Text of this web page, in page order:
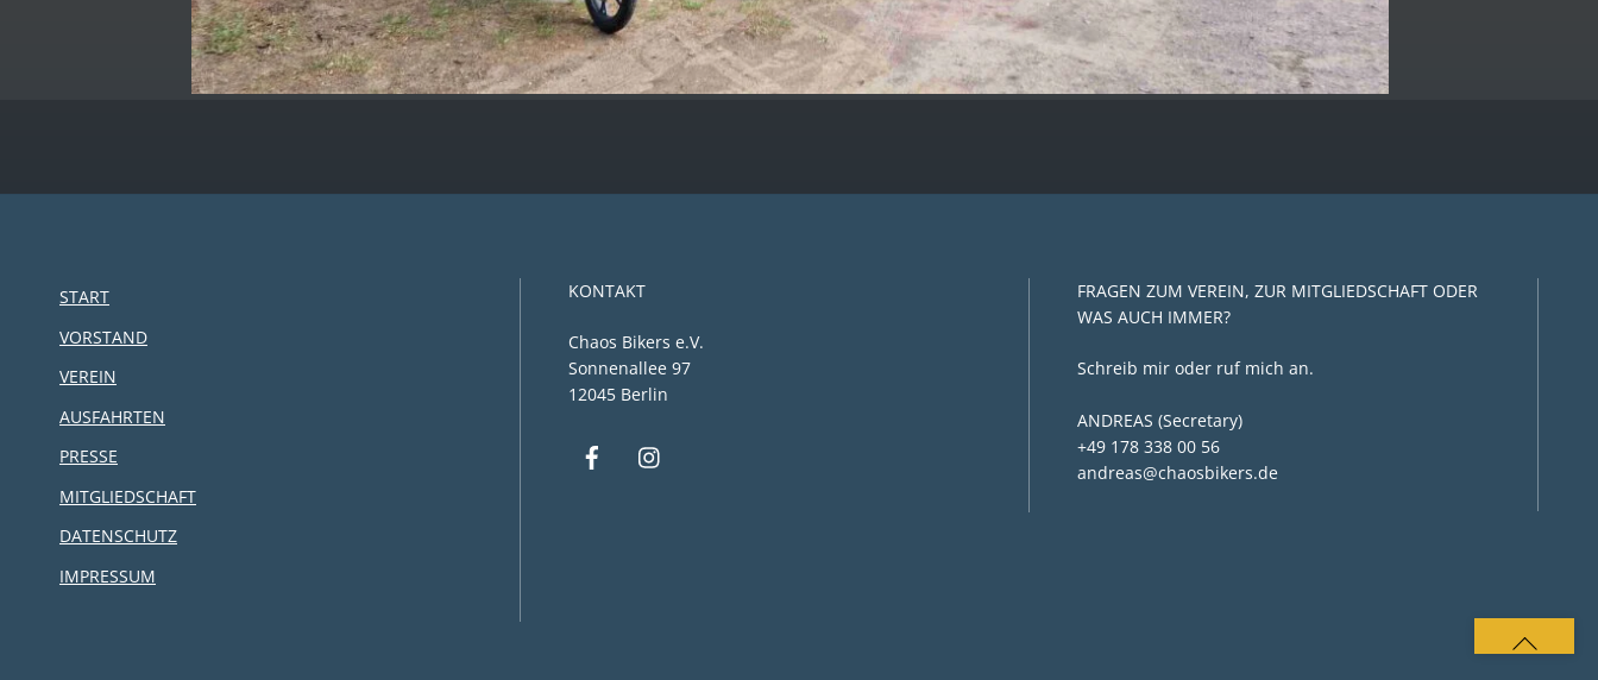
BACK
TO
START
VORSTAND
VEREIN
AUSFAHRTEN
PRESSE
MITGLIEDSCHAFT
DATENSCHUTZ
IMPRESSUM
KONTAKT
Chaos Bikers e.V.
Sonnenallee 97
12045 Berlin
FRAGEN ZUM VEREIN, ZUR MITGLIEDSCHAFT ODER
WAS AUCH IMMER?
Schreib mir oder ruf mich an.
ANDREAS (Secretary)
+49 178 338 00 56
andreas@chaosbikers.de